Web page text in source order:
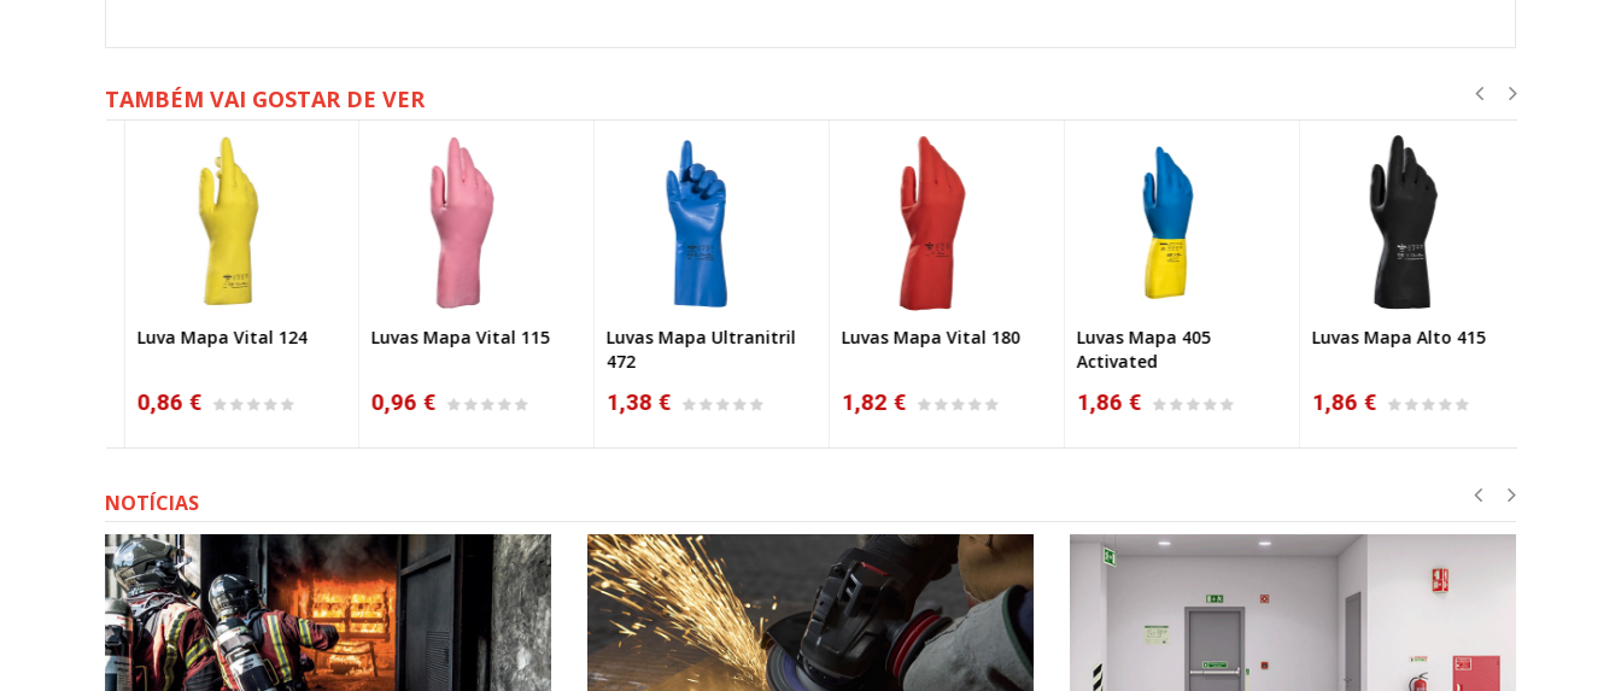
TAMBÉM VAI GOSTAR DE VER
Luva Mapa Vital 124
0,86 €
Luvas Mapa Vital 115
0,96 €
Luvas Mapa Ultranitril
472
1,38 €
Luvas Mapa Vital 180
1,82 €
Luvas Mapa 405
Activated
1,86 €
Luvas Mapa Alto 415
1,86 €
NOTÍCIAS